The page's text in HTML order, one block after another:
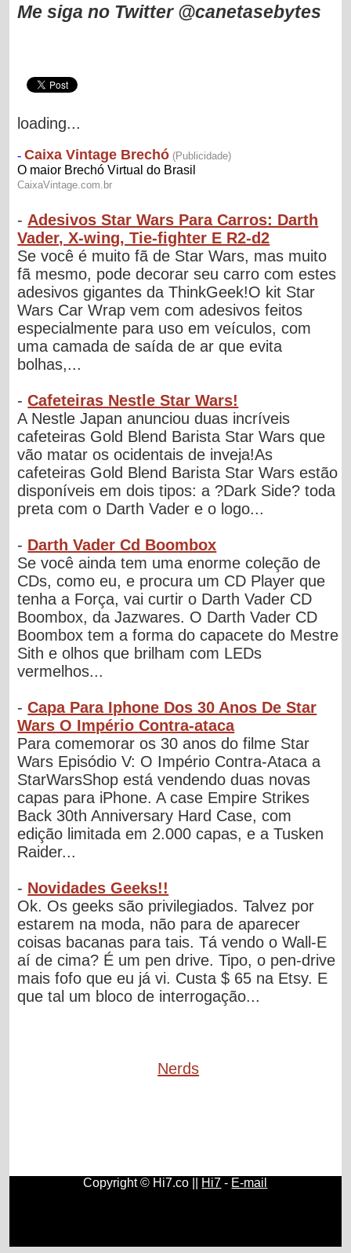
Me siga no Twitter @canetasebytes
loading...
- Adesivos Star Wars Para Carros: Darth
Vader, X-wing, Tie-fighter E R2-d2
Se você é muito fã de Star Wars, mas muito
fã mesmo, pode decorar seu carro com estes
adesivos gigantes da ThinkGeek!O kit Star
Wars Car Wrap vem com adesivos feitos
especialmente para uso em veículos, com
uma camada de saída de ar que evita
bolhas,...
-Cafeteiras Nestle Star Wars!
A Nestle Japan anunciou duas incríveis
cafeteiras Gold Blend Barista Star Wars que
vão matar os ocidentais de inveja!As
cafeteiras Gold Blend Barista Star Wars estão
disponíveis em dois tipos: a ?Dark Side? toda
preta com o Darth Vader e o logo...
- Darth Vader Cd Boombox
Se você ainda tem uma enorme coleção de
CDs, como eu, e procura um CD Player que
tenha a Força, vai curtir o Darth Vader CD
Boombox, da Jazwares. O Darth Vader CD
Boombox tem a forma do capacete do Mestre
Sith e olhos que brilham com LEDs
vermelhos...
-Capa Para Iphone Dos 30 Anos De Star
Wars O Império Contra-ataca
Para comemorar os 30 anos do filme Star
Wars Episódio V: O Império Contra-Ataca a
StarWarsShop está vendendo duas novas
capas para iPhone. A case Empire Strikes
Back 30th Anniversary Hard Case, com
edição limitada em 2.000 capas, e a Tusken
Raider...
- Novidades Geeks!!
Ok. Os geeks são privilegiados. Talvez por
estarem na moda, não para de aparecer
coisas bacanas para tais. Tá vendo o Wall-E
aí de cima? É um pen drive. Tipo, o pen-drive
mais fofo que eu já vi. Custa $ 65 na Etsy. E
que tal um bloco de interrogação...
Nerds
Copyright © Hi7.co || Hi7 - E-mail